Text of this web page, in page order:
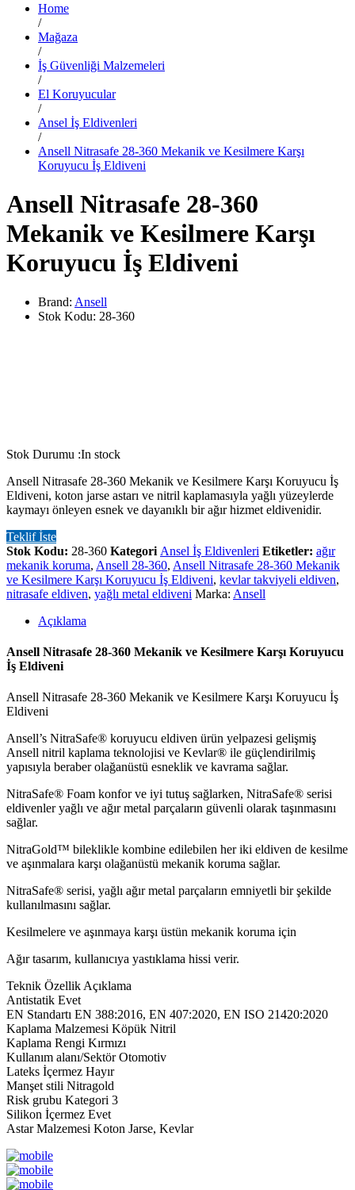
Home
/
Mağaza
/
İş Güvenliği Malzemeleri
/
El Koruyucular
/
Ansel İş Eldivenleri
/
Ansell Nitrasafe 28-360 Mekanik ve Kesilmere Karşı
Koruyucu İş Eldiveni
Ansell Nitrasafe 28-360
Mekanik ve Kesilmere Karşı
Koruyucu İş Eldiveni
Brand: Ansell
Stok Kodu: 28-360
Stok Durumu :In stock
Ansell Nitrasafe 28-360 Mekanik ve Kesilmere Karşı Koruyucu İş
Eldiveni, koton jarse astarı ve nitril kaplamasıyla yağlı yüzeylerde
kaymayı önleyen esnek ve dayanıklı bir ağır hizmet eldivenidir.
Teklif İste
Stok Kodu: 28-360 Kategori Ansel İş Eldivenleri Etiketler: ağır
mekanik koruma, Ansell 28-360, Ansell Nitrasafe 28-360 Mekanik
ve Kesilmere Karşı Koruyucu İş Eldiveni, kevlar takviyeli eldiven,
nitrasafe eldiven, yağlı metal eldiveni Marka: Ansell
Açıklama
Ansell Nitrasafe 28-360 Mekanik ve Kesilmere Karşı Koruyucu
İş Eldiveni
Ansell Nitrasafe 28-360 Mekanik ve Kesilmere Karşı Koruyucu İş
Eldiveni
Ansell’s NitraSafe® koruyucu eldiven ürün yelpazesi gelişmiş
Ansell nitril kaplama teknolojisi ve Kevlar® ile güçlendirilmiş
yapısıyla beraber olağanüstü esneklik ve kavrama sağlar.
NitraSafe® Foam konfor ve iyi tutuş sağlarken, NitraSafe® serisi
eldivenler yağlı ve ağır metal parçaların güvenli olarak taşınmasını
sağlar.
NitraGold™ bileklikle kombine edilebilen her iki eldiven de kesilme
ve aşınmalara karşı olağanüstü mekanik koruma sağlar.
NitraSafe® serisi, yağlı ağır metal parçaların emniyetli bir şekilde
kullanılmasını sağlar.
Kesilmelere ve aşınmaya karşı üstün mekanik koruma için
Ağır tasarım, kullanıcıya yastıklama hissi verir.
Teknik Özellik Açıklama
Antistatik Evet
EN Standartı EN 388:2016, EN 407:2020, EN ISO 21420:2020
Kaplama Malzemesi Köpük Nitril
Kaplama Rengi Kırmızı
Kullanım alanı/Sektör Otomotiv
Lateks İçermez Hayır
Manşet stili Nitragold
Risk grubu Kategori 3
Silikon İçermez Evet
Astar Malzemesi Koton Jarse, Kevlar